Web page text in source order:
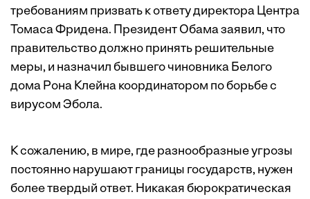
требованиям призвать к ответу директора Центра
Томаса Фридена. Президент Обама заявил, что
правительство должно принять решительные
меры, и назначил бывшего чиновника Белого
дома Рона Клейна координатором по борьбе с
вирусом Эбола.
К сожалению, в мире, где разнообразные угрозы
постоянно нарушают границы государств, нужен
более твердый ответ. Никакая бюрократическая